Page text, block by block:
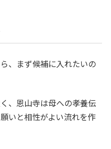
、まず候補に入れたいの
、恩山寺は母への孝養伝
いと相性がよい流れを作